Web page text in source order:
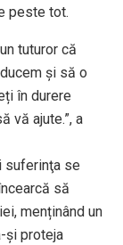
peste tot.
tuturor că
și să o
în durere
vă ajute.”, a
suferinţa se
să
menținând un
şi proteja